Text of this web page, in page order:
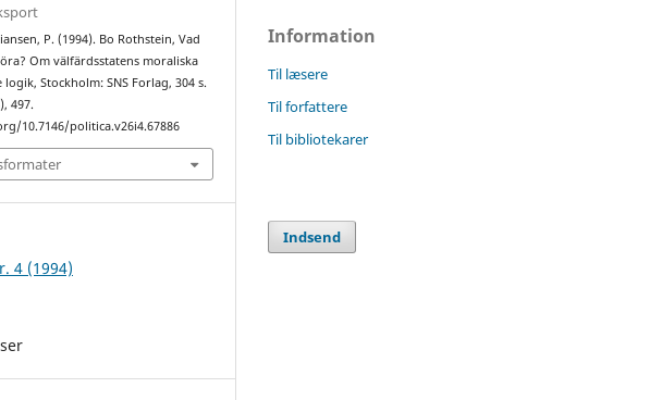
P. (1994). Bo Rothstein, Vad
Om välfärdsstatens moraliska
Stockholm: SNS Forlag, 304 s.
497.
10.7146/politica.v26i4.67886
4 (1994)
Information
Til læsere
Til forfattere
Til bibliotekarer
Indsend